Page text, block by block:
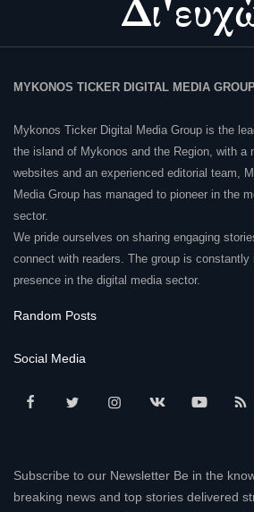
MYKONOS TICKER DIGITAL MEDIA
Mykonos Ticker Digital Media Group is the
the island of Mykonos and the Region, with a
websites and an experienced editorial team,
Media Group has managed to pioneer in the
sector.
We pride ourselves on sharing engaging
connect with readers. The group is
presence in the digital media sector.
Random Posts
Social Media
Subscribe to our Newsletter Be in the
breaking news and top stories delivered